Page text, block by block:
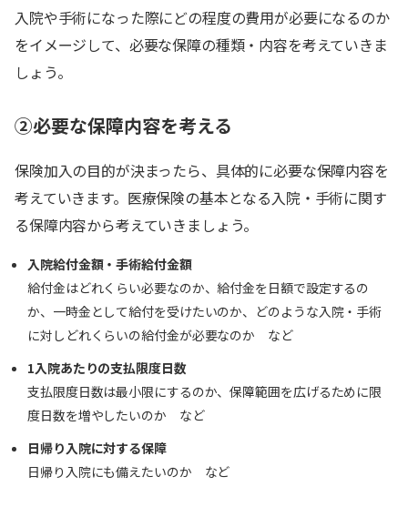
入院や手術になった際にどの程度の費用が必要になるのか
をイメージして、必要な保障の種類・内容を考えていきま
しょう。
②必要な保障内容を考える
保険加入の目的が決まったら、具体的に必要な保障内容を
考えていきます。医療保険の基本となる入院・手術に関す
る保障内容から考えていきましょう。
入院給付金額・手術給付金額
給付金はどれくらい必要なのか、給付金を日額で設定するの
か、一時金として給付を受けたいのか、どのような入院・手術
に対しどれくらいの給付金が必要なのか など
1入院あたりの支払限度日数
支払限度日数は最小限にするのか、保障範囲を広げるために限
度日数を増やしたいのか など
日帰り入院に対する保障
日帰り入院にも備えたいのか など